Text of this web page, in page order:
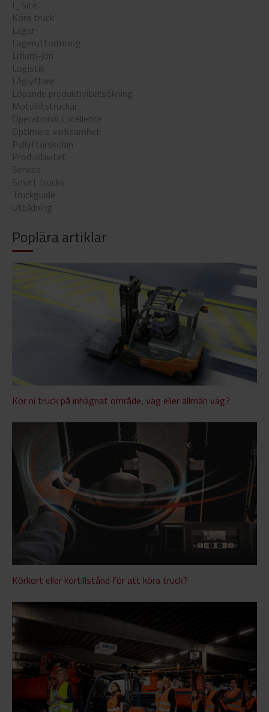
I_Site
Köra truck
Lagar
Lagerutformning
Litium-jon
Logistik
Låglyftare
Löpande produktivitetsökning
Motviktstruckar
Operational Excellence
Optimera verksamhet
Pallyftarskolan
Produktivitet
Service
Smart trucks
Truckguide
Utbildning
Poplära artiklar
Kör ni truck på inhägnat område, väg eller allmän väg?
Körkort eller körtillstånd för att köra truck?